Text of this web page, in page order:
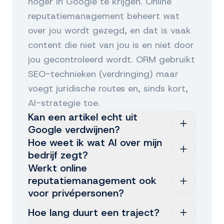
reputatiemanagement beheert wat
over jou wordt gezegd, en dat is vaak
content die niet van jou is en niet door
jou gecontroleerd wordt. ORM gebruikt
SEO-technieken (verdringing) maar
voegt juridische routes en, sinds kort,
AI-strategie toe.
Kan een artikel echt uit
Google verdwijnen?
Ja, onder voorwaarden. Het Europese
vergeetrecht (AVG art. 17) geeft
natuurlijke personen het recht om links
naar onrechtmatige of niet langer
relevante informatie te laten
Hoe weet ik wat AI over mijn
bedrijf zegt?
Door het te monitoren. Een eenmalige
scan laat zien wat ChatGPT, Gemini,
Copilot en Perplexity nu antwoorden
op de meest voorkomende vragen over
Werkt online
reputatiemanagement ook
voor privépersonen?
Ja. Een aanzienlijk deel van onze
Hoe lang duurt een traject?